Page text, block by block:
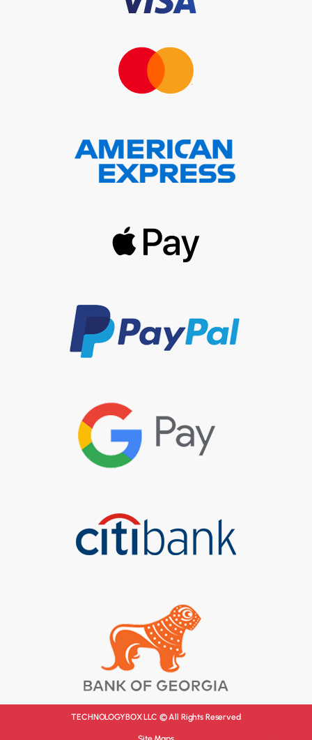
TECHNOLOGYBOX LLC © All Rights Reserved